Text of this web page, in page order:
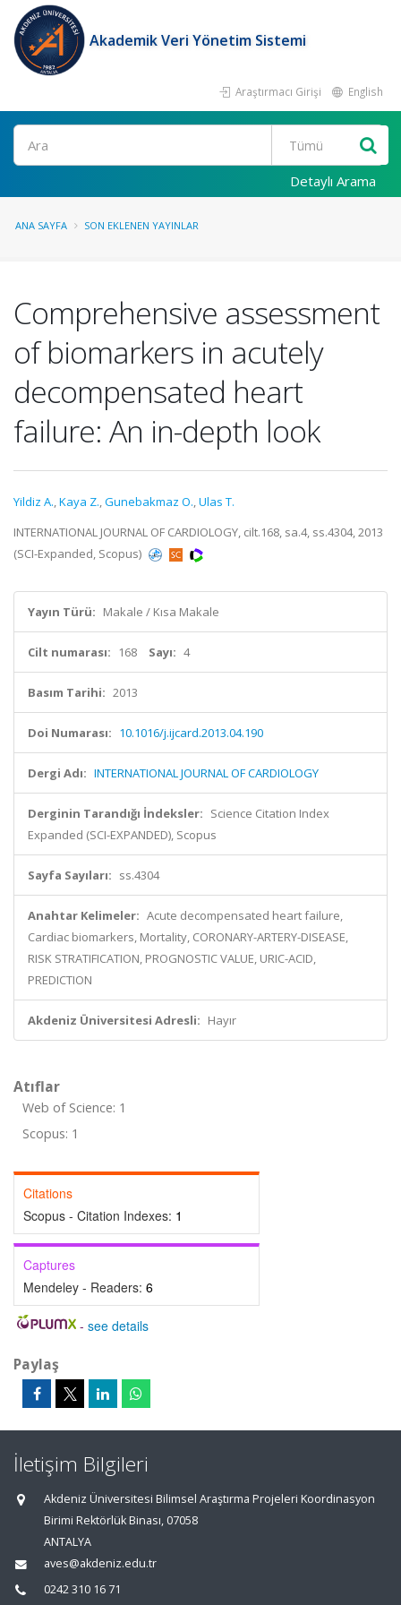
Akademik Veri Yönetim Sistemi
Araştırmacı Girişi English
Ara
Detaylı Arama
ANA SAYFA SON EKLENEN YAYINLAR
Comprehensive assessment
of biomarkers in acutely
decompensated heart
failure: An in-depth look
Yildiz A.,Kaya Z.,Gunebakmaz O.,Ulas T.
INTERNATIONAL JOURNAL OF CARDIOLOGY, cilt.168, sa.4, ss.4304, 2013
(SCI-Expanded, Scopus)
Yayın Türü: Makale / Kısa Makale
Cilt numarası: 168 Sayı: 4
Basım Tarihi: 2013
Doi Numarası: 10.1016/j.ijcard.2013.04.190
Dergi Adı: INTERNATIONAL JOURNAL OF CARDIOLOGY
Derginin Tarandığı İndeksler: Science Citation Index
Expanded (SCI-EXPANDED), Scopus
Sayfa Sayıları: ss.4304
Anahtar Kelimeler: Acute decompensated heart failure,
Cardiac biomarkers, Mortality, CORONARY-ARTERY-DISEASE,
RISK STRATIFICATION, PROGNOSTIC VALUE, URIC-ACID,
PREDICTION
Akdeniz Üniversitesi Adresli: Hayır
Atıflar
Web of Science: 1
Scopus: 1
Citations
Scopus - Citation Indexes: 1
Captures
Mendeley - Readers: 6
- see details
Paylaş
İletişim Bilgileri
Akdeniz Üniversitesi Bilimsel Araştırma Projeleri Koordinasyon
Birimi Rektörlük Binası, 07058
ANTALYA
aves@akdeniz.edu.tr
0242 310 16 71